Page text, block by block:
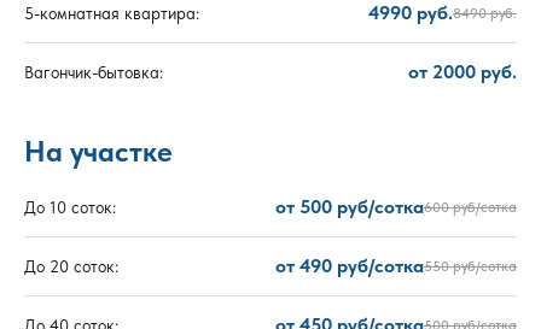
5-комнатная квартира: 4990 руб.8490 руб.
Вагончик-бытовка: от 2000 руб.
На участке
До 10 соток: от 500 руб/сотка600 руб/сотка
До 20 соток: от 490 руб/сотка550 руб/сотка
До 40 соток: